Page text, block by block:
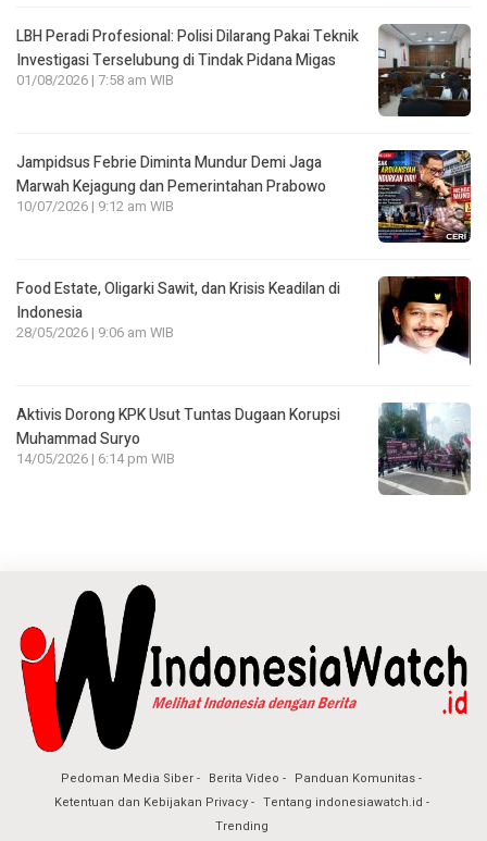
LBH Peradi Profesional: Polisi Dilarang Pakai Teknik
Investigasi Terselubung di Tindak Pidana Migas
01/08/2026 | 7:58 am WIB
Jampidsus Febrie Diminta Mundur Demi Jaga
Marwah Kejagung dan Pemerintahan Prabowo
10/07/2026 | 9:12 am WIB
Food Estate, Oligarki Sawit, dan Krisis Keadilan di
Indonesia
28/05/2026 | 9:06 am WIB
Aktivis Dorong KPK Usut Tuntas Dugaan Korupsi
Muhammad Suryo
14/05/2026 | 6:14 pm WIB
Pedoman Media Siber Berita Video
Panduan Komunitas
Ketentuan dan Kebijakan Privacy
Tentang indonesiawatch.id
Trending